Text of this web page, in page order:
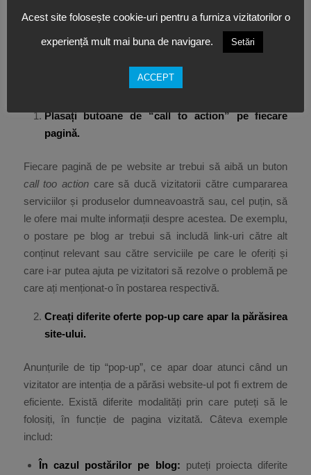
aveți o șansă mai mare să folosească produsele sau
serviciile oferite.
Acestea sunt patru metode pentru a vă îmbunătăți șansele
Plasați butoane de“call to action” pe fiecare
pagină.
Fiecare pagină de pe website ar trebui să aibă un buton
call too action care să ducă vizitatorii către cumpararea
serviciilor și produselor dumneavoastră sau, cel puțin, să
le ofere mai multe informații despre acestea. De exemplu,
o postare pe blog ar trebui să includă link-uri către alt
conținut relevant sau către serviciile pe care le oferiți și
care i-ar putea ajuta pe vizitatori să rezolve o problemă pe
care ați menționat-o în postarea respectivă.
Creați diferite oferte pop-up care apar la părăsirea
site-ului.
Anunțurile de tip “pop-up”, ce apar doar atunci când un
vizitator are intenția de a părăsi website-ul pot fi extrem de
eficiente. Există diferite modalități prin care puteți să le
folosiți, în funcție de pagina vizitată. Câteva exemple
includ:
În cazul postărilor pe blog: puteți proiecta diferite
Acest site folosește cookie-uri pentru a furniza vizitatorilor o
experiență mult mai buna de navigare. Setări
ACCEPT